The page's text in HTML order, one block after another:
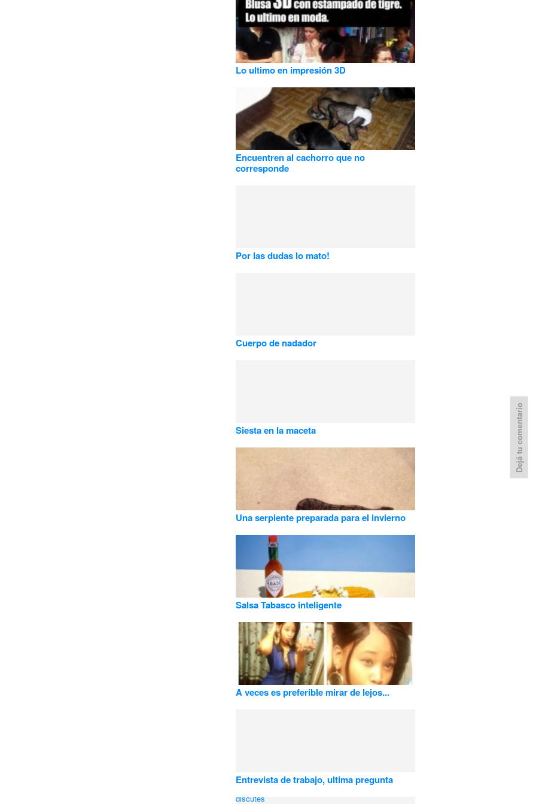
Lo ultimo en impresión 3D
Encuentren al cachorro que no
corresponde
Por las dudas lo mato!
Cuerpo de nadador
Siesta en la maceta
Una serpiente preparada para el invierno
Salsa Tabasco inteligente
A veces es preferible mirar de lejos...
Entrevista de trabajo, ultima pregunta
Dejá tu comentario